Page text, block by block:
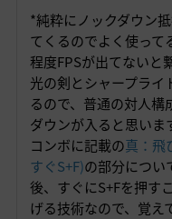
*純粋にノックダウン
てくるのでよく使って
程度FPSが出てないと
光の剣とシャープライ
るので、普通の対人
ダウンが入ると思いま
コンボに記載の真：飛
すぐS+F)の部分につい
後、すぐにS+Fを押す
げる技術なので、覚え